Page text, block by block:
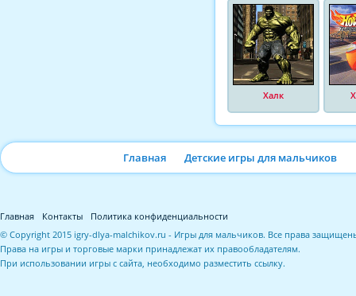
Халк
Главная Детские игры для мальчиков
Главная Контакты
Политика конфиденциальности
© Copyright 2015 igry-dlya-malchikov.ru - Игры для мальчиков. Все права
Права на игры и торговые марки принадлежат их правообладателям.
При использовании игры с сайта, необходимо разместить ссылку.